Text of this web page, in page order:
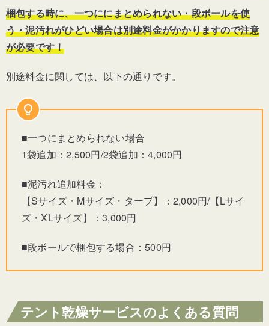
梱包する時に、一つににまとめられない・段ボールを使
う・泥汚れがひどい場合は別途料金がかかりますので注意
が必要です！
別途料金に関しては、以下の通りです。
■一つにまとめられない場合
1袋追加：2,500円/2袋追加：4,000円
■泥汚れ追加料金：
【Sサイズ・Mサイズ・タープ】：2,000円/【Lサイ
ズ・XLサイズ】：3,000円
■段ボールで梱包する場合：500円
テント乾燥サービスのよくある質問